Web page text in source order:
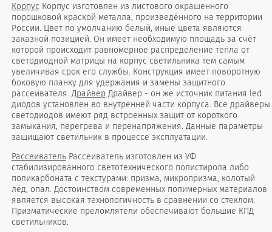
Корпус Корпус изготовлен из листового окрашенного
порошковой краской металла, произведённого на территории
России. Цвет по умолчанию белый, иные цвета являются
заказной позицией. Он имеет необходимую площадь за счёт
которой происходит равномерное распределение тепла от
светодиодной матрицы на корпус светильника тем самым
увеличивая срок его службы. Конструкция имеет поворотную
боковую планку для удержания и замены защитного
рассеивателя. ДрайверДрайвер - он же источник питания led
диодов установлен во внутренней части корпуса. Все драйверы
светодиодов имеют ряд встроенных защит от короткого
замыкания, перегрева и перенапряжения. Данные параметры
защищают светильник в процессе эксплуатации.
РассеивательРассеиватель изготовлен из УФ
стабилизированного светотехнического полистирола либо
поликарбоната с текстурами: призма, микропризма, колотый
лёд, опал. Достоинством современных полимерных материалов
является высокая технологичность в сравнении со стеклом.
Призматические преломлятели обеспечивают большие КПД
светильников.